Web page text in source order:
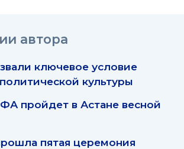
автора
ключевое условие
культуры
пройдет в Астане весной
пятая церемония